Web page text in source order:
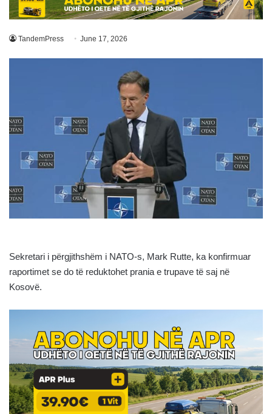
TandemPress June 17, 2026
Sekretari i përgjithshëm i NATO-s, Mark Rutte, ka konfirmuar
raportimet se do të reduktohet prania e trupave të saj në
Kosovë.